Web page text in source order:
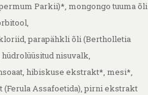
Parkii)*, mongongo tuuma õli
parapähkli õli (Bertholletia
nisuvalk,
hibiskuse ekstrakt*, mesi*,
Assafoetida), pirni ekstrakt